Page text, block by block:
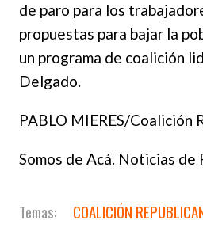
de paro para los
propuestas para bajar la
un programa de coalición
Delgado.
PABLO MIERES/Coalición
Somos de Acá. Noticias de
COALICIÓN